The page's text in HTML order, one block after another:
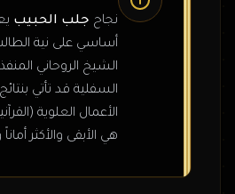
نجاح جلب الحبيب
أساسي على نية
الشيخ الروحاني
السفلية قد تأتي
الأعمال العلوية
هي الأبقى والأكثر